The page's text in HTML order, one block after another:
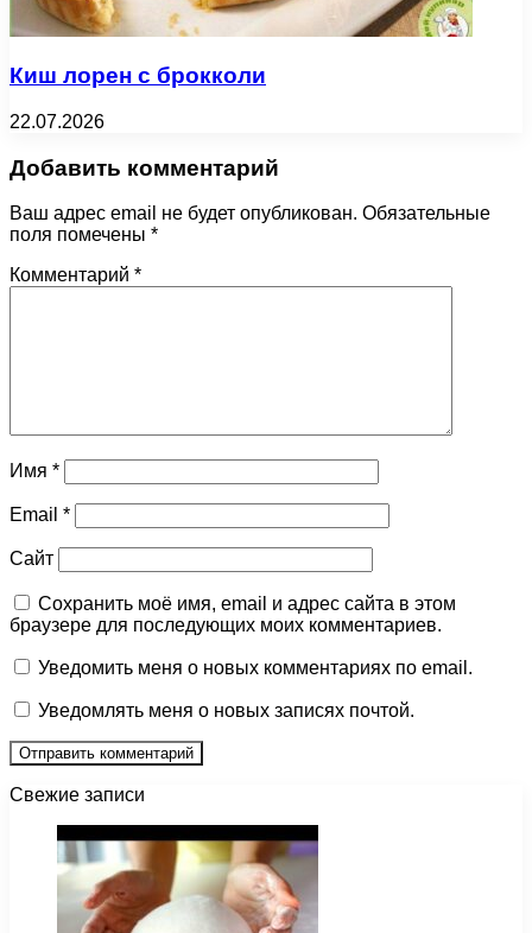
Киш лорен с брокколи
22.07.2026
Добавить комментарий
Ваш адрес email не будет опубликован. Обязательные
поля помечены *
Комментарий *
Имя *
Email *
Сайт
Сохранить моё имя, email и адрес сайта в этом
браузере для последующих моих комментариев.
Уведомить меня о новых комментариях по email.
Уведомлять меня о новых записях почтой.
Свежие записи